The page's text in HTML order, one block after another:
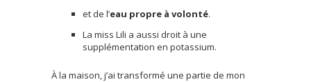
et de l’eau propre à volonté.
La miss Lili a aussi droit à une
supplémentation en potassium.
À la maison, j’ai transformé une partie de mon